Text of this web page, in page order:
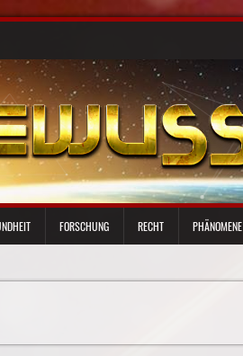
FORSCHUNG RECHT PHÄNOMENE